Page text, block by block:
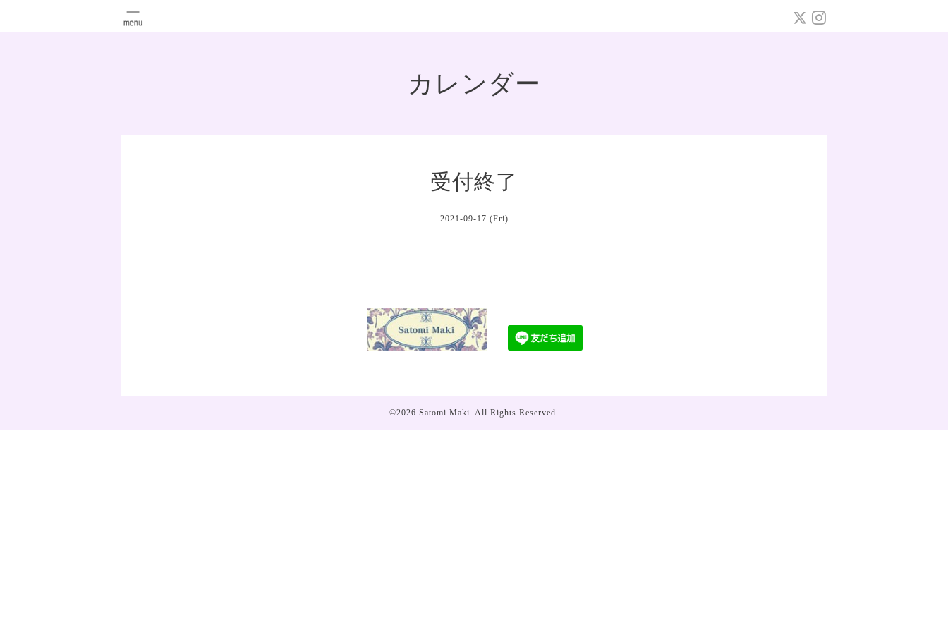
カレンダー
受付終了
2021-09-17 (Fri)
©2026 Satomi Maki . All Rights Reserved.